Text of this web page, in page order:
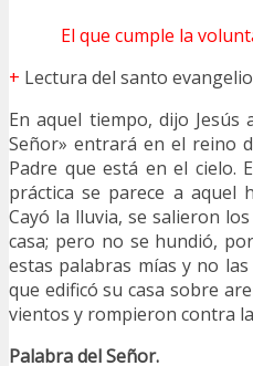
El que cumple la
+ Lectura del santo
En aquel tiempo, dijo Jesús
Señor» entrará en el reino
Padre que está en el cielo.
práctica se parece a aquel
Cayó la lluvia, se salieron
casa; pero no se hundió,
estas palabras mías y no
que edificó su casa sobre
vientos y rompieron contra
Palabra del Señor.